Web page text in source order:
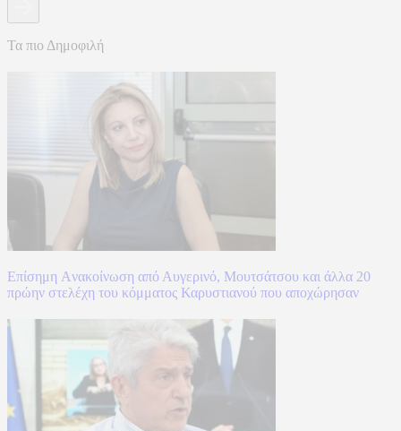
Τα πιο Δημοφιλή
Επίσημη Aνακοίνωση από Αυγερινό, Μουτσάτσου και άλλα 20
πρώην στελέχη του κόμματος Καρυστιανού που αποχώρησαν